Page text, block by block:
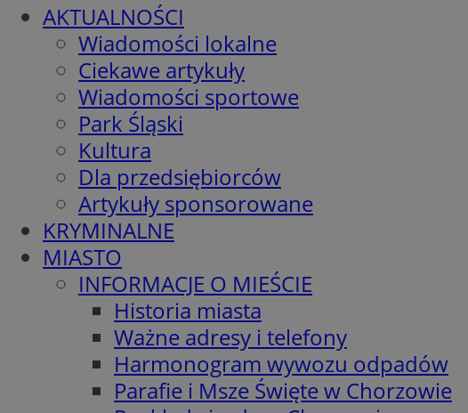
AKTUALNOŚCI
Wiadomości lokalne
Ciekawe artykuły
Wiadomości sportowe
Park Śląski
Kultura
Dla przedsiębiorców
Artykuły sponsorowane
KRYMINALNE
MIASTO
INFORMACJE O MIEŚCIE
Historia miasta
Ważne adresy i telefony
Harmonogram wywozu odpadów
Parafie i Msze Święte w Chorzowie